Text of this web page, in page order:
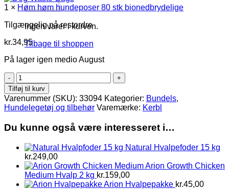
Ingen varer i kurven.
Tilbage til shoppen
1 × Høm høm hundeposer 80 stk bionedbrydelige
Tilgængelig på restordre
kr.34,95
På lager igen medio August
Deluxe
hygiene
startpakke
antal
Tilføj til kurv
Varenummer (SKU): 33094 Kategorier: Bundels,
Hundelegetøj og tilbehør Varemærke: Kerbl
Du kunne også være interesseret i…
Natural Hvalpefoder 15 kg
kr.249,00
Arion Growth Chicken
Medium Hvalp 2 kg kr.159,00
Arion Hvalpepakke kr.45,00